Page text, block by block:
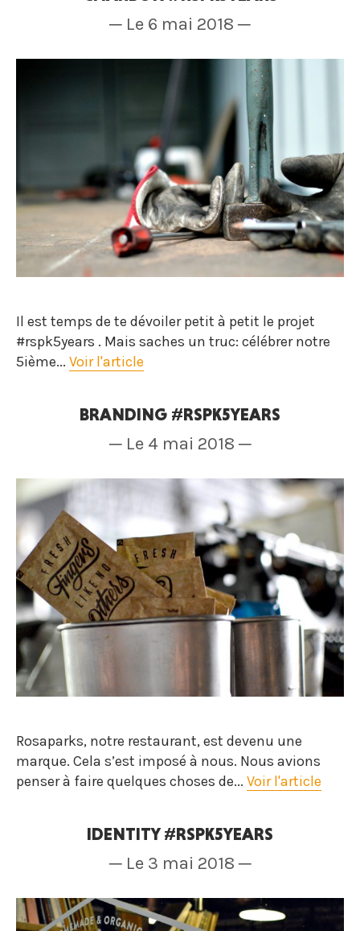
─ Le 6 mai 2018 ─
Il est temps de te dévoiler petit à petit le projet
#rspk5years . Mais saches un truc: célébrer notre
5ième... Voir l'article
BRANDING #RSPK5YEARS
─ Le 4 mai 2018 ─
Rosaparks, notre restaurant, est devenu une
marque. Cela s’est imposé à nous. Nous avions
penser à faire quelques choses de... Voir l'article
IDENTITY #RSPK5YEARS
─ Le 3 mai 2018 ─